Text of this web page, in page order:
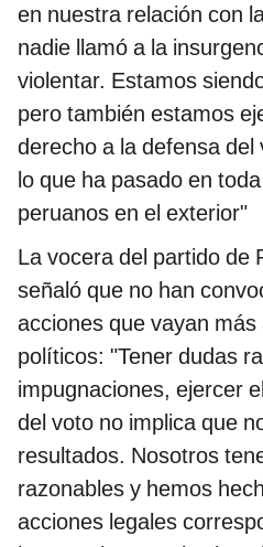
en nuestra relación con
nadie llamó a la
violentar. Estamos
pero también estamos
derecho a la defensa
lo que ha pasado en
peruanos en el exterior"
La vocera del partido de
señaló que no han
acciones que vayan
políticos: "Tener dudas
impugnaciones, ejercer
del voto no implica que
resultados. Nosotros
razonables y hemos
acciones legales